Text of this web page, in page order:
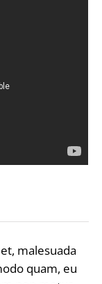
malesuada
quam, eu